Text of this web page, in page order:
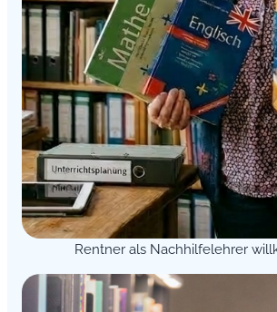
Rentner als Nachhilfelehrer